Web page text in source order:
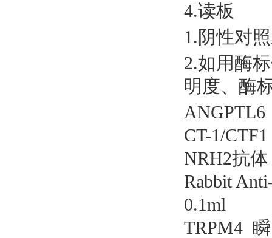
4.读板
1.阴性对
2.如用酶
明度、酶
CT-1/
NRH2抗
Rabbit
0.1ml
TRPM4